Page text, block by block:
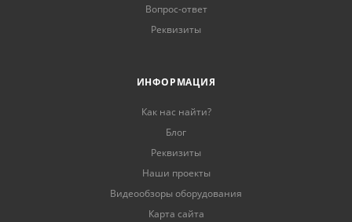
Вопрос-ответ
Реквизиты
ИНФОРМАЦИЯ
Как нас найти?
Блог
Реквизиты
Наши проекты
Видеообзоры оборудования
Карта сайта